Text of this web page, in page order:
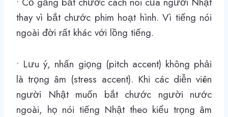
thay vì bắt chước phim hoạt hình. Vì tiếng nói
ngoài đời rất khác với lồng tiếng.
• Lưu ý, nhấn giọng (pitch accent) không phải
là trọng âm (stress accent). Khi các diễn viên
người Nhật muốn bắt chước người nước
ngoài, họ nói tiếng Nhật theo kiểu trọng âm